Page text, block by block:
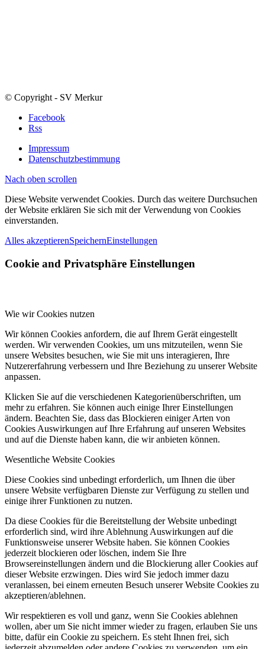
© Copyright - SV Merkur
Facebook
Rss
Impressum
Datenschutzbestimmung
Nach oben scrollen
Diese Website verwendet Cookies. Durch das weitere Durchsuchen
der Website erklären Sie sich mit der Verwendung von Cookies
einverstanden.
Alles akzeptierenSpeichernEinstellungen
Cookie and Privatsphäre Einstellungen
Wie wir Cookies nutzen
Wir können Cookies anfordern, die auf Ihrem Gerät eingestellt
werden. Wir verwenden Cookies, um uns mitzuteilen, wenn Sie
unsere Websites besuchen, wie Sie mit uns interagieren, Ihre
Nutzererfahrung verbessern und Ihre Beziehung zu unserer Website
anpassen.
Klicken Sie auf die verschiedenen Kategorienüberschriften, um
mehr zu erfahren. Sie können auch einige Ihrer Einstellungen
ändern. Beachten Sie, dass das Blockieren einiger Arten von
Cookies Auswirkungen auf Ihre Erfahrung auf unseren Websites
und auf die Dienste haben kann, die wir anbieten können.
Wesentliche Website Cookies
Diese Cookies sind unbedingt erforderlich, um Ihnen die über
unsere Website verfügbaren Dienste zur Verfügung zu stellen und
einige ihrer Funktionen zu nutzen.
Da diese Cookies für die Bereitstellung der Website unbedingt
erforderlich sind, wird ihre Ablehnung Auswirkungen auf die
Funktionsweise unserer Website haben. Sie können Cookies
jederzeit blockieren oder löschen, indem Sie Ihre
Browsereinstellungen ändern und die Blockierung aller Cookies auf
dieser Website erzwingen. Dies wird Sie jedoch immer dazu
veranlassen, bei einem erneuten Besuch unserer Website Cookies zu
akzeptieren/ablehnen.
Wir respektieren es voll und ganz, wenn Sie Cookies ablehnen
wollen, aber um Sie nicht immer wieder zu fragen, erlauben Sie uns
bitte, dafür ein Cookie zu speichern. Es steht Ihnen frei, sich